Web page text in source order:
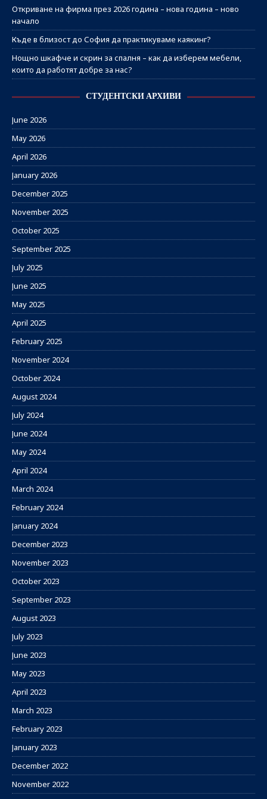
Откриване на фирма през 2026 година – нова година – ново
начало
Къде в близост до София да практикуваме каякинг?
Нощно шкафче и скрин за спалня – как да изберем мебели,
които да работят добре за нас?
СТУДЕНТСКИ АРХИВИ
June 2026
May 2026
April 2026
January 2026
December 2025
November 2025
October 2025
September 2025
July 2025
June 2025
May 2025
April 2025
February 2025
November 2024
October 2024
August 2024
July 2024
June 2024
May 2024
April 2024
March 2024
February 2024
January 2024
December 2023
November 2023
October 2023
September 2023
August 2023
July 2023
June 2023
May 2023
April 2023
March 2023
February 2023
January 2023
December 2022
November 2022